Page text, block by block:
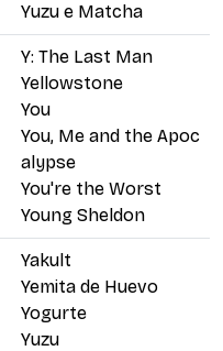
Yuzu e Matcha
Y: The Last Man
Yellowstone
You
You, Me and the Apoc
alypse
You're the Worst
Young Sheldon
Yakult
Yemita de Huevo
Yogurte
Yuzu